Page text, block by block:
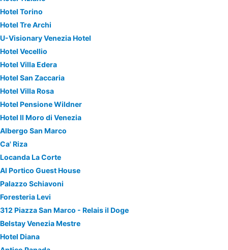
Hotel Torino
Hotel Tre Archi
U-Visionary Venezia Hotel
Hotel Vecellio
Hotel Villa Edera
Hotel San Zaccaria
Hotel Villa Rosa
Hotel Pensione Wildner
Hotel Il Moro di Venezia
Albergo San Marco
Ca' Riza
Locanda La Corte
Al Portico Guest House
Palazzo Schiavoni
Foresteria Levi
312 Piazza San Marco - Relais il Doge
Belstay Venezia Mestre
Hotel Diana